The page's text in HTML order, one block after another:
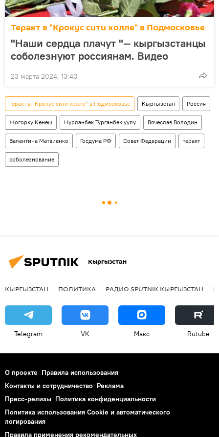
Теракт в "Крокус сити холле" в Подмосковье
"Наши сердца плачут "— кыргызстанцы
соболезнуют россиянам. Видео
23 марта 2024, 13:40
Теракт в "Крокус сити холле" в Подмосковье Кыргызстан Россия
Жогорку Кенеш Нурланбек Турганбек уулу Вячеслав Володин
Валентина Матвиенко Госдума РФ Совет Федерации теракт
соболезнование
Кыргызстан
КЫРГЫЗСТАН ПОЛИТИКА РАДИО SPUTNIK КЫРГЫЗСТАН
Telegram VK Макс Rutube
О проекте Правила использования
Контакты и сотрудничество Реклама
Пресс-релизы Политика конфиденциальности
Политика использования Cookie и автоматического
логирования
Правила применения рекомендательных